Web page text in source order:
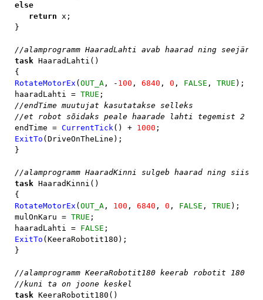
else
   return
x;
}
task HaaradLahti()
RotateMotorEx ( OUT_A , - 100 , 6840 , 0 , FALSE , TRUE );
haaradLahti = TRUE
//endTime muutujat kasutatakse selleks
endTime = CurrentTick() + 1000
ExitTo (DriveOnTheLine);
}
task HaaradKinni()
RotateMotorEx ( OUT_A , 100 , 6840 , 0 , FALSE , TRUE );
mulOnKaru = TRUE ;
haaradLahti = FALSE
ExitTo (KeeraRobotit180);
}
//alamprogramm KeeraRobotit180 keerab robotit 180
task KeeraRobotit180()